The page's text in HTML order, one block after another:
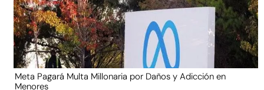
Meta Pagará Multa Millonaria por Daños y Adicción en
Menores